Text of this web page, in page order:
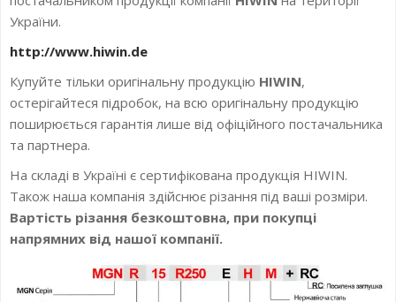
України.
http://www.hiwin.de
Купуйте тільки оригінальну продукцію HIWIN,
остерігайтеся підробок, на всю оригінальну продукцію
поширюється гарантія лише від офіційного постачальника
та партнера.
На складі в Україні є сертифікована продукція HIWIN.
Також наша компанія здійснює різання під ваші розміри.
Вартість різання безкоштовна, при покупці
напрямних від нашої компанії.